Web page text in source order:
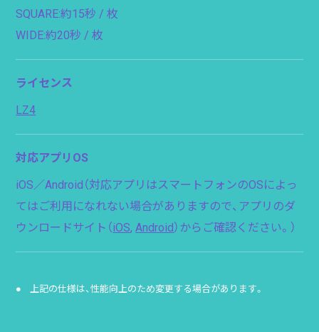
SQUARE:約15秒 / 枚
WIDE:約20秒 / 枚
ライセンス
LZ4
対応アプリOS
iOS／Android（対応アプリはスマートフォンのOSによっ
てはご利用になれない場合がありますので、アプリのダ
ウンロードサイト（iOS,Android）からご確認ください。）
上記の仕様は、性能向上のため変更する場合があります。